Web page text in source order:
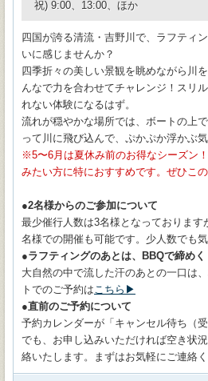
祝) 9:00、13:00、ほか
四国が誇る清流・吉野川で、ラフティ
いに感じませんか？
四季折々の美しい景観を眺めながら川
んなで力を合わせてチャレンジ！スリ
れない体験になるはず。
流れが穏やかな場所では、ボートの上
って川に飛び込んで、ぷかぷか浮かぶ
5〜6月は夏休み前のお得なシーズン
みたい方に特におすすめです。ぜひこ
●2名様からのご参加について
最少催行人数は3名様となっております
名様での開催も可能です。少人数でも
●ラフティングのあとは、BBQで締めく
大自然の中で流した汗のあとの一口は
トでのご予約はこちら▶
●直前のご予約について
予約カレンダーが「キャンセル待ち（
でも、お申し込みいただければ空き状
絡いたします。まずはお気軽にご連絡く